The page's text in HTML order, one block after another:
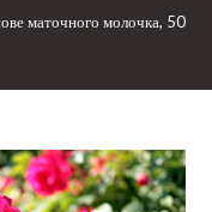
маточного молочка, 50г